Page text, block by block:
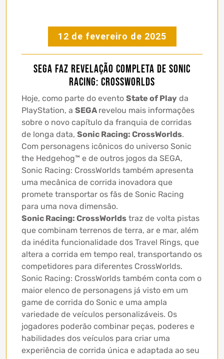
12 de fevereiro de 2025
SEGA faz revelação completa de Sonic
Racing: CrossWorlds
Hoje, como parte do evento State of Play da
PlayStation, a SEGArevelou mais informações
sobre o novo capítulo da franquia de corridas
de longa data, Sonic Racing: CrossWorlds.
Com personagens icônicos do universo Sonic
the Hedgehog™ e de outros jogos da SEGA,
Sonic Racing: CrossWorlds também apresenta
uma mecânica de corrida inovadora que
promete transportar os fãs de Sonic Racing
para uma nova dimensão.
Sonic Racing: CrossWorlds traz de volta pistas
que combinam terrenos de terra, ar e mar, além
da inédita funcionalidade dos Travel Rings, que
altera a corrida em tempo real, transportando os
competidores para diferentes CrossWorlds.
Sonic Racing: CrossWorlds também conta com o
maior elenco de personagens já visto em um
game de corrida do Sonic e uma ampla
variedade de veículos personalizáveis. Os
jogadores poderão combinar peças, poderes e
habilidades dos veículos para criar uma
experiência de corrida única e adaptada ao seu